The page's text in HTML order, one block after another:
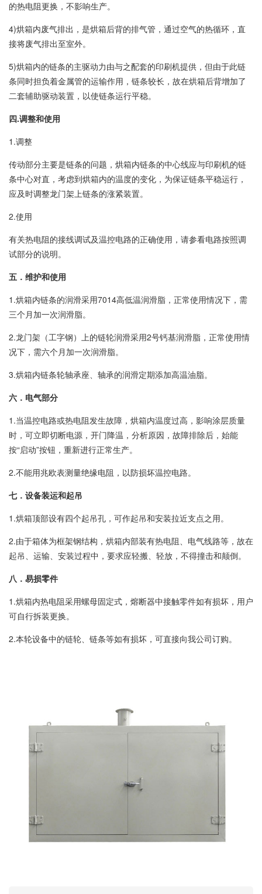
的热电阻更换，不影响生产。
4)烘箱内废气排出，是烘箱后背的排气管，通过空气的热循环，直
接将废气排出至室外。
5)烘箱内的链条的主驱动力由与之配套的印刷机提供，但由于此链
条同时担负着金属管的运输作用，链条较长，故在烘箱后背增加了
二套辅助驱动装置，以使链条运行平稳。
四.调整和使用
1.调整
传动部分主要是链条的问题，烘箱内链条的中心线应与印刷机的链
条中心对直，考虑到烘箱内的温度的变化，为保证链条平稳运行，
应及时调整龙门架上链条的涨紧装置。
2.使用
有关热电阻的接线调试及温控电路的正确使用，请参看电路按照调
试部分的说明。
五．维护和使用
1.烘箱内链条的润滑采用7014高低温润滑脂，正常使用情况下，需
三个月加一次润滑脂。
2.龙门架（工字钢）上的链轮润滑采用2号钙基润滑脂，正常使用情
况下，需六个月加一次润滑脂。
3.烘箱内链条轮轴承座、轴承的润滑定期添加高温油脂。
六．电气部分
1.当温控电路或热电阻发生故障，烘箱内温度过高，影响涂层质量
时，可立即切断电源，开门降温，分析原因，故障排除后，始能
按“启动”按钮，重新进行正常生产。
2.不能用兆欧表测量绝缘电阻，以防损坏温控电路。
七．设备装运和起吊
1.烘箱顶部设有四个起吊孔，可作起吊和安装拉近支点之用。
2.由于箱体为框架钢结构，烘箱内部装有热电阻、电气线路等，故在
起吊、运输、安装过程中，要求应轻搬、轻放，不得撞击和颠倒。
八．易损零件
1.烘箱内热电阻采用螺母固定式，熔断器中接触零件如有损坏，用户
可自行拆装更换。
2.本轮设备中的链轮、链条等如有损坏，可直接向我公司订购。